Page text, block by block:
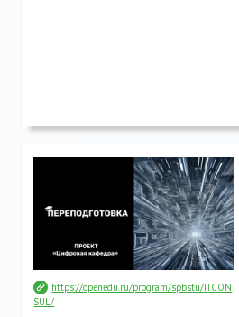
https://openedu.ru/program/spbstu/ITCON
SUL/